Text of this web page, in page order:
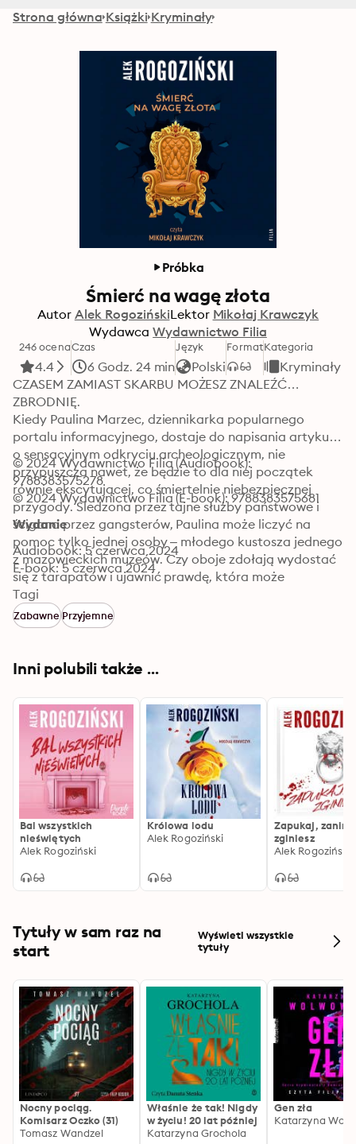
Strona główna Książki Kryminały
Próbka
Śmierć na wagę złota
Autor Alek RogozińskiLektor Mikołaj Krawczyk
Wydawca Wydawnictwo Filia
246 ocena
4.4
Czas
6 Godz. 24 min
Język
Polski
FormatKategoria
Kryminały
CZASEM ZAMIAST SKARBU MOŻESZ ZNALEŹĆ…
ZBRODNIĘ.
Kiedy Paulina Marzec, dziennikarka popularnego
portalu informacyjnego, dostaje do napisania artykuł
o sensacyjnym odkryciu archeologicznym, nie
przypuszcza nawet, że będzie to dla niej początek
równie ekscytującej, co śmiertelnie niebezpiecznej
przygody. Śledzona przez tajne służby państwowe i
ścigana przez gangsterów, Paulina może liczyć na
pomoc tylko jednej osoby – młodego kustosza jednego
z mazowieckich muzeów. Czy oboje zdołają wydostać
się z tarapatów i ujawnić prawdę, która może
wstrząsnąć całą Polską i zmienić bieg historii? „Śmierć
na wagę złota” to 33. książka w dorobku Alka
Rogozińskiego, autora znanego z łączenia klasycznych
© 2024 Wydawnictwo Filia (Audiobook):
9788383575278
© 2024 Wydawnictwo Filia (E-book): 9788383575681
Wydanie
Audiobook: 5 czerwca 2024
E-book: 5 czerwca 2024
Tagi
ZabawnePrzyjemne
Inni polubili także ...
Bal wszystkich
nieświętych
Alek Rogoziński
Królowa lodu
Alek Rogoziński
Zapukaj, zanim
zginiesz
Alek Rogoziński
Tytuły w sam raz na
start
Wyświetl wszystkie
tytuły
Nocny pociąg.
Komisarz Oczko (31)
Tomasz Wandzel
Właśnie że tak! Nigdy
w życiu! 20 lat później
Katarzyna Grochola
Gen zła
Katarzyna